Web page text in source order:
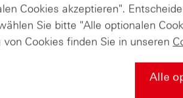
Cookies akzeptieren".
Sie bitte "Alle optionalen
Cookies finden Sie in unseren
Alle